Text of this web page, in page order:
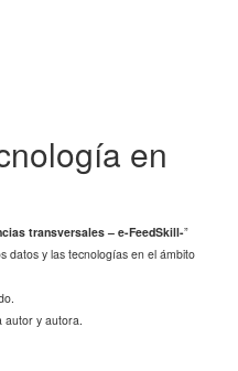
en
transversales – e-FeedSkill-”
datos y las tecnologías en el ámbito
autor y autora.